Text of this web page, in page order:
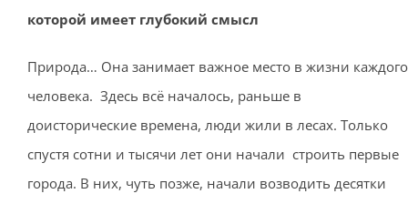
которой имеет глубокий смысл
Природа… Она занимает важное место в жизни каждого
человека. Здесь всё началось, раньше в
доисторические времена, люди жили в лесах. Только
спустя сотни и тысячи лет они начали строить первые
города. В них, чуть позже, начали возводить десятки